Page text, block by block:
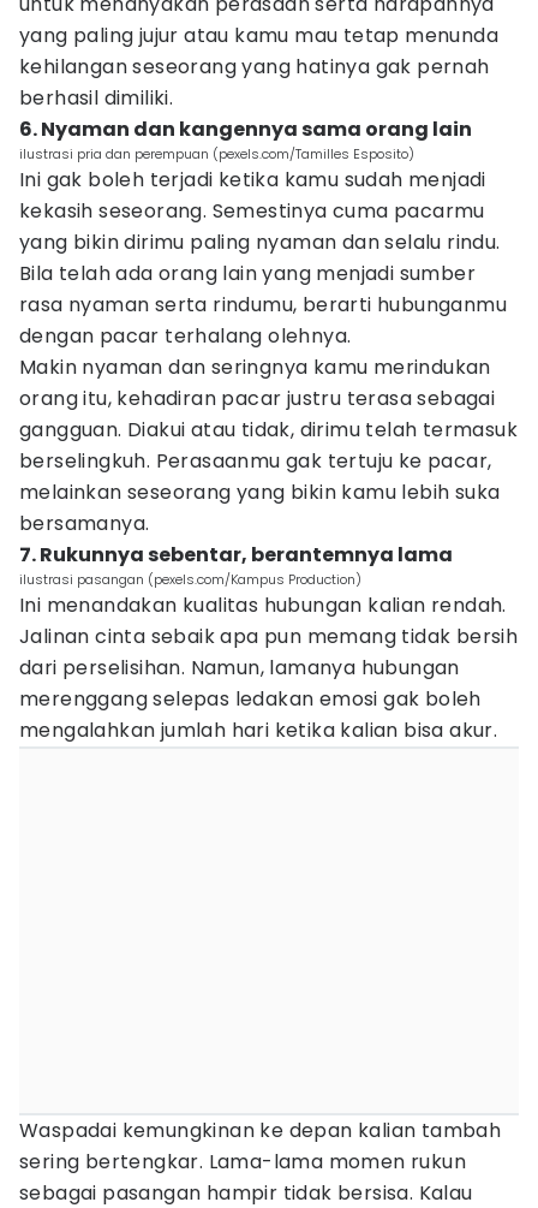
yang paling jujur atau kamu mau tetap menunda
kehilangan seseorang yang hatinya gak pernah
berhasil dimiliki.
6. Nyaman dan kangennya sama orang lain
ilustrasi pria dan perempuan (pexels.com/Tamilles Esposito)
Ini gak boleh terjadi ketika kamu sudah menjadi
kekasih seseorang. Semestinya cuma pacarmu
yang bikin dirimu paling nyaman dan selalu rindu.
Bila telah ada orang lain yang menjadi sumber
rasa nyaman serta rindumu, berarti hubunganmu
dengan pacar terhalang olehnya.
Makin nyaman dan seringnya kamu merindukan
orang itu, kehadiran pacar justru terasa sebagai
gangguan. Diakui atau tidak, dirimu telah termasuk
berselingkuh. Perasaanmu gak tertuju ke pacar,
melainkan seseorang yang bikin kamu lebih suka
bersamanya.
7. Rukunnya sebentar, berantemnya lama
ilustrasi pasangan (pexels.com/Kampus Production)
Ini menandakan kualitas hubungan kalian rendah.
Jalinan cinta sebaik apa pun memang tidak bersih
dari perselisihan. Namun, lamanya hubungan
merenggang selepas ledakan emosi gak boleh
mengalahkan jumlah hari ketika kalian bisa akur.
Waspadai kemungkinan ke depan kalian tambah
sering bertengkar. Lama-lama momen rukun
sebagai pasangan hampir tidak bersisa. Kalau